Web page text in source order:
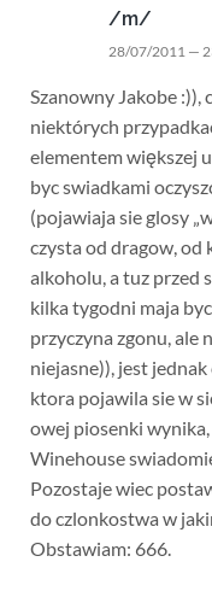
/m/
28/07/2011 —
Szanowny Jakobe :)),
niektórych
elementem większej
byc swiadkami
(pojawiaja sie glosy
czysta od dragow, od
alkoholu, a tuz przed
kilka tygodni maja
przyczyna zgonu, ale
niejasne)), jest jednak
ktora pojawila sie w
owej piosenki
Winehouse
Pozostaje wiec
do czlonkostwa w
Obstawiam: 666.